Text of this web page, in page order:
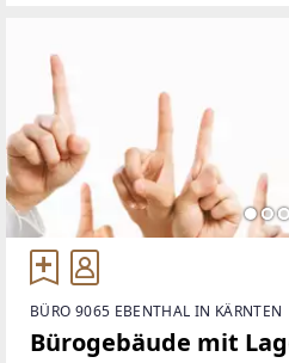
BÜRO 9065 EBENTHAL IN KÄRNTEN
Bürogebäude mit